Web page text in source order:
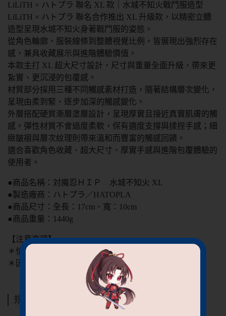
LiLiTH × ハトプラ 聯名 XL 款｜水城不知火戰鬥服造型
LiLiTH × ハトプラ 聯名合作推出 XL 升級款，以精密立體
造型呈現水城不知火身著戰鬥服的姿態。
從角色輪廓、服裝線條到整體視覺比例，皆展現出強烈存在
感，兼具收藏展示與進階體驗價值。
本款主打 XL 超大尺寸設計，尺寸與重量全面升級，帶來更
紮實、更沉浸的包覆感。
材質部分採用三種不同觸感素材打造，隨著結構層次變化，
呈現由柔到緊、逐步加深的觸感變化。
外層搭配硬質漸層塗層設計，呈現厚實且接近真實肌膚的觸
感。彈性材質不會過度柔軟，保有適度支撐與揉捏手感；細
緻皺褶與層次紋理則帶來溫和而豐富的觸感回饋。
適合喜歡角色收藏、超大尺寸、厚實手感與進階包覆體驗的
使用者。
●商品名稱：対魔忍ＨＩＰ 水城不知火 XL
●製造廠商：ハトプラ／HATOPLA
●商品尺寸：全長：17cm、寬：10cm
●商品重量：1440g
【注意事項】
＊情趣用品屬個人衛生用品，拆封後，無法接受退貨＊
＊因解析度不同造成色差，皆以實品顏色為主！＊
規格說明